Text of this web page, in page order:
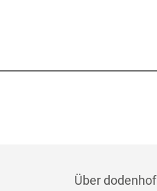
Über dodenhof